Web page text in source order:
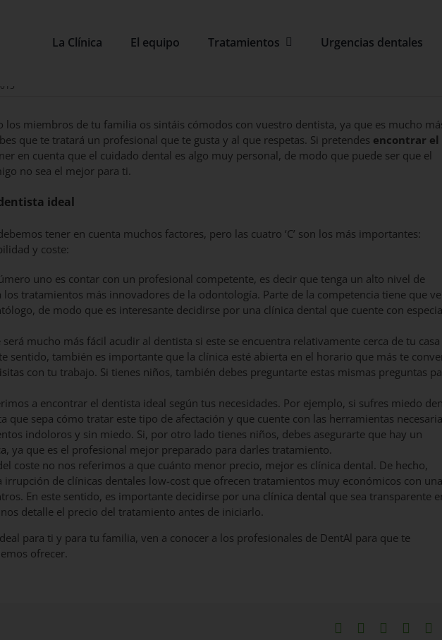
La Clínica El equipo Tratamientos Urgencias dentales
ideal?
los miembros de tu familia os sintáis cómodos con vuestro dentista, ya que es mucho
que te tratará un profesional que te gusta y al que respetas. Si pretendes encontrar el
en cuenta que el cuidado dental es algo muy personal, de modo que puede ser que el
no sea el mejor para ti.
ideal
tener en cuenta muchos factores, pero las cuatro ‘C’ son los más importantes:
y coste:
uno es contar con un profesional competente, es decir que tenga un alto nivel de
tratamientos más innovadores de la odontología. Parte de la competencia tiene que
de modo que es interesante decidirse por una clínica dental que cuente con
será mucho más fácil acudir al dentista si este se encuentra relativamente cerca de tu casa
sentido, también es importante que la clínica esté abierta en el horario que más te
con tu trabajo. Si tienes niños, también debes preguntarte estas mismas preguntas
a encontrar el dentista ideal según tus necesidades. Por ejemplo, si sufres miedo
que sepa cómo tratar este tipo de afectación y que cuente con las herramientas
indoloros y sin miedo. Si, por otro lado tienes niños, debes asegurarte que hay un
, ya que es el profesional mejor preparado para darles tratamiento.
coste no nos referimos a que cuánto menor precio, mejor es clínica dental. De hecho,
irrupción de clínicas dentales low-cost que ofrecen tratamientos muy económicos con una
En este sentido, es importante decidirse por una clínica dental que sea transparente
detalle el precio del tratamiento antes de iniciarlo.
para ti y para tu familia, ven a conocer a los profesionales de DentAl para que te
ofrecer.
Facebook LinkedIn